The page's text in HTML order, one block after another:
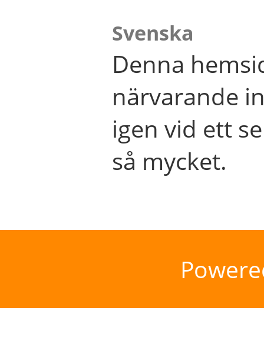
Svenska
Denna
närvarande
igen vid ett
så mycket.